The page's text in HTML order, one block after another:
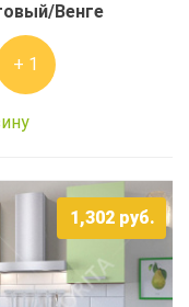
Венге
+ 1
1,302 руб.